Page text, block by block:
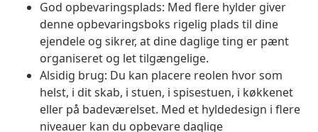
God opbevaringsplads: Med flere hylder giver
denne opbevaringsboks rigelig plads til dine
ejendele og sikrer, at dine daglige ting er pænt
organiseret og let tilgængelige.
Alsidig brug: Du kan placere reolen hvor som
helst, i dit skab, i stuen, i spisestuen, i køkkenet
eller på badeværelset. Med et hyldedesign i flere
niveauer kan du opbevare daglige